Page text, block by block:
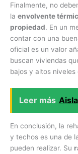
Finalmente, no
la envolvente
propiedad. En un
contar con una
oficial es un valor
buscan viviendas
bajos y altos niveles
Leer más
En conclusión, la
y techos es una de
pueden realizar. Su